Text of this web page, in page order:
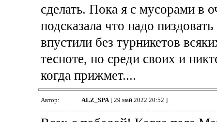
сделать. Пока я с мусорами в
подсказала что надо
впустили без турникетов
тесноте, но среди своих и
когда прижмет....
Автор: ALZ_SPA[ 29 май 2022 20:52 ]